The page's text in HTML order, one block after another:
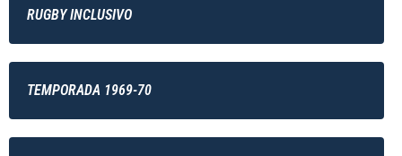
RUGBY INCLUSIVO
TEMPORADA 1969-70